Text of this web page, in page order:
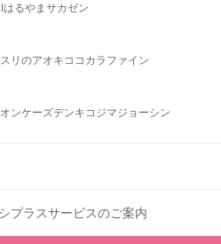
はるやま サカゼン
リのアオキ ココカラファイン
ンケーズデンキ コジマジョーシン
プラスサービスのご案内